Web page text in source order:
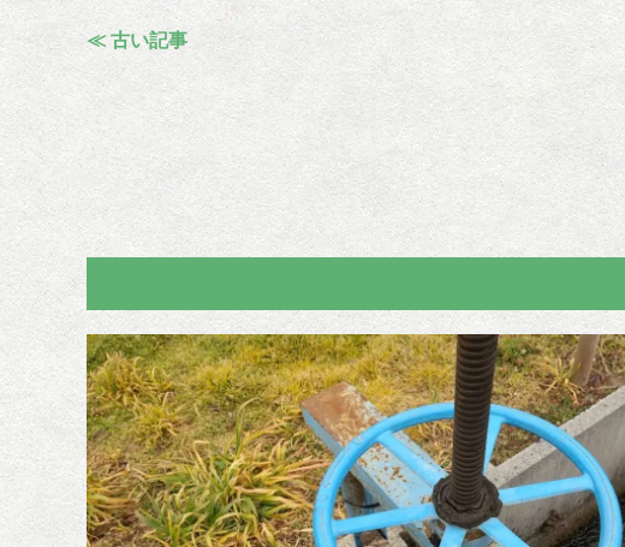
≪ 古い記事